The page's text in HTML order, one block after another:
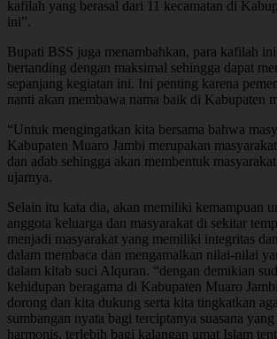
kafilah yang berasal dari 11 kecamatan di
ini”.
Bupati BSS juga menambahkan, para kafilah
bertanding dengan maksimal sehingga dapat
sepanjang kegiatan ini. Ini penting karena
nanti akan membawa nama baik di Kabupaten
“Untuk mengingatkan kita bersama bahwa
Kabupaten Muaro Jambi merupakan
dan adab sehingga akan membentuk
ujarnya.
Selain itu kata dia, akan memiliki kemampuan
anggota keluarga dan masyarakat di sekitar
menjadi masyarakat yang memiliki integritas
dalam membaca dan mengamalkan nilai-nilai
dalam kitab suci Alquran. “dengan demikian
kehidupan beragama di Kabupaten Muaro
dorong dan kita dukung serta kita tingkatkan
sumbangan nyata bagi terciptanya suasana
harmonis, terlebih bagi kalangan umat Islam